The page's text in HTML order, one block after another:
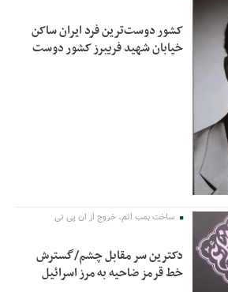
کشور دوست‌ترین فرد ایران ساکن
خیابان شهید فریبرز کشور دوست
ساخت بمب اتم، خروج از ان پی تی
دکترین سر مقابل چشم/گسترش
خط قرمز ضاحیه به مرز اسرائیل